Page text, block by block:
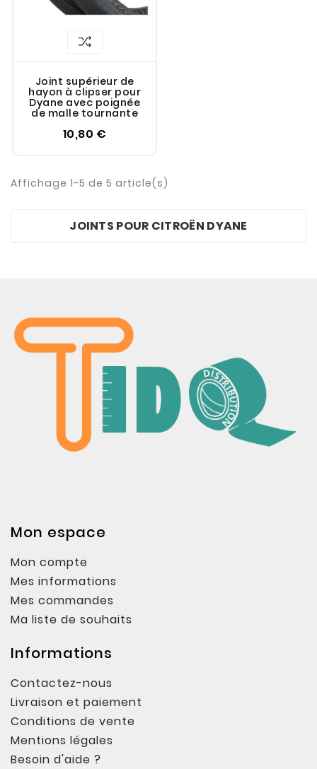
Joint supérieur de
hayon à clipser pour
Dyane avec poignée
de malle tournante
10,80 €
Affichage 1-5 de 5 article(s)
JOINTS POUR CITROËN DYANE
Mon espace
Mon compte
Mes informations
Mes commandes
Ma liste de souhaits
Informations
Contactez-nous
Livraison et paiement
Conditions de vente
Mentions légales
Besoin d'aide ?